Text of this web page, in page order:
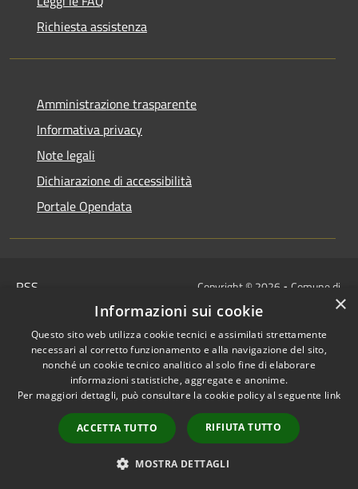
Richiesta assistenza
Amministrazione trasparente
Informativa privacy
Note legali
Dichiarazione di accessibilità
Portale Opendata
RSS
Cookie
Mappa del sito
IBAN COMUNALI: per i cittadini
IT48Z0851453760000000120312
IT32I0100004306TU0000005820
Copyright © 2026 • Comune di
Villongo • Powered by
redazione
×
Informazioni sui cookie
Questo sito web utilizza cookie tecnici e assimilati strettamente
necessari al corretto funzionamento e alla navigazione del sito,
nonché un cookie tecnico analitico al solo fine di elaborare
informazioni statistiche, aggregate e anonime.
Per maggiori dettagli, può consultare la cookie policy al seguente link
ACCETTA TUTTO RIFIUTA TUTTO
MOSTRA DETTAGLI